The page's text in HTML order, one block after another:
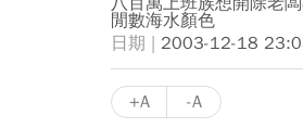
閒數海水顏色
2003-12-18
+A -A